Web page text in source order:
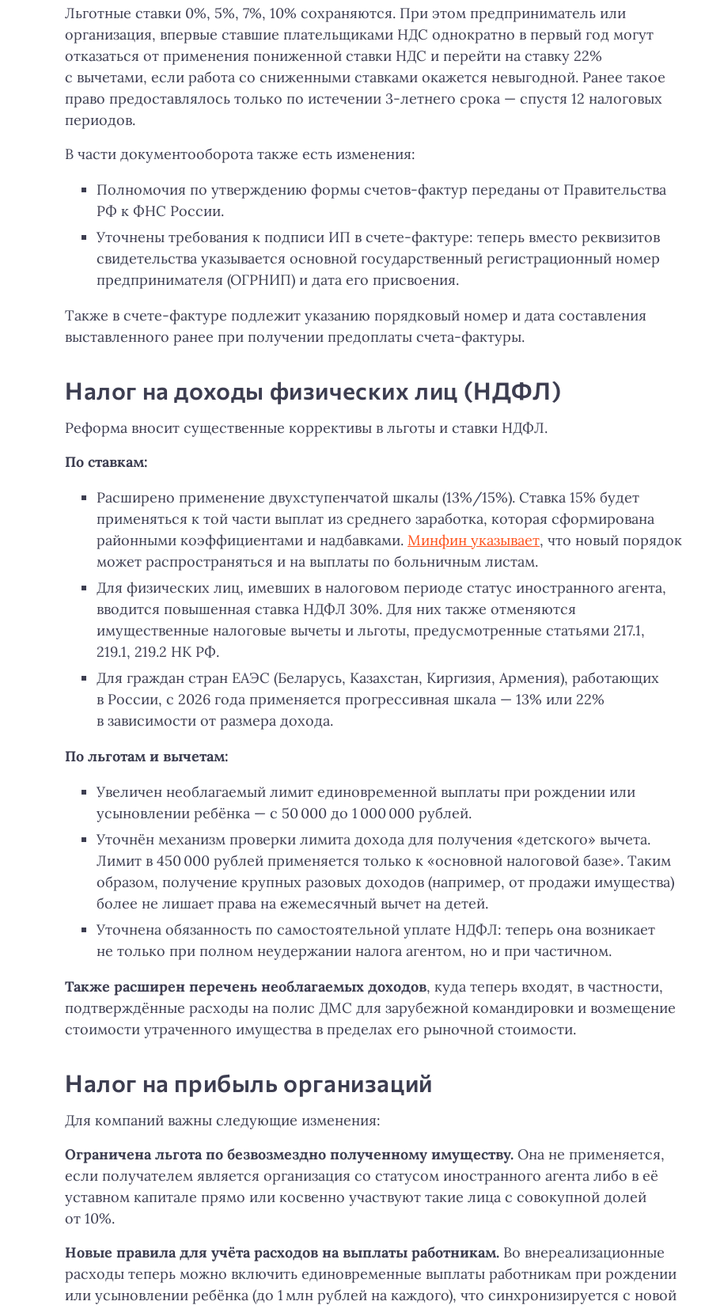
Льготные ставки 0%, 5%, 7%, 10% сохраняются. При этом предприниматель или
организация, впервые ставшие плательщиками НДС однократно в первый год могут
отказаться от применения пониженной ставки НДС и перейти на ставку 22%
с вычетами, если работа со сниженными ставками окажется невыгодной. Ранее такое
право предоставлялось только по истечении 3-летнего срока — спустя 12 налоговых
периодов.
В части документооборота также есть изменения:
Полномочия по утверждению формы счетов-фактур переданы от Правительства
РФ к ФНС России.
Уточнены требования к подписи ИП в счете-фактуре: теперь вместо реквизитов
свидетельства указывается основной государственный регистрационный номер
предпринимателя (ОГРНИП) и дата его присвоения.
Также в счете-фактуре подлежит указанию порядковый номер и дата составления
выставленного ранее при получении предоплаты счета-фактуры.
Налог на доходы физических лиц (НДФЛ)
Реформа вносит существенные коррективы в льготы и ставки НДФЛ.
По ставкам:
Расширено применение двухступенчатой шкалы (13%/15%). Ставка 15% будет
применяться к той части выплат из среднего заработка, которая сформирована
районными коэффициентами и надбавками. Минфин указывает, что новый порядок
может распространяться и на выплаты по больничным листам.
Для физических лиц, имевших в налоговом периоде статус иностранного агента,
вводится повышенная ставка НДФЛ 30%. Для них также отменяются
имущественные налоговые вычеты и льготы, предусмотренные статьями 217.1,
219.1, 219.2 НК РФ.
Для граждан стран ЕАЭС (Беларусь, Казахстан, Киргизия, Армения), работающих
в России, с 2026 года применяется прогрессивная шкала — 13% или 22%
в зависимости от размера дохода.
По льготам и вычетам:
Увеличен необлагаемый лимит единовременной выплаты при рождении или
усыновлении ребёнка — с 50 000 до 1 000 000 рублей.
Уточнён механизм проверки лимита дохода для получения «детского» вычета.
Лимит в 450 000 рублей применяется только к «основной налоговой базе». Таким
образом, получение крупных разовых доходов (например, от продажи имущества)
более не лишает права на ежемесячный вычет на детей.
Уточнена обязанность по самостоятельной уплате НДФЛ: теперь она возникает
не только при полном неудержании налога агентом, но и при частичном.
Также расширен перечень необлагаемых доходов, куда теперь входят, в частности,
подтверждённые расходы на полис ДМС для зарубежной командировки и возмещение
стоимости утраченного имущества в пределах его рыночной стоимости.
Налог на прибыль организаций
Для компаний важны следующие изменения:
Ограничена льгота по безвозмездно полученному имуществу. Она не применяется,
если получателем является организация со статусом иностранного агента либо в её
уставном капитале прямо или косвенно участвуют такие лица с совокупной долей
от 10%.
Новые правила для учёта расходов на выплаты работникам. Во внереализационные
расходы теперь можно включить единовременные выплаты работникам при рождении
или усыновлении ребёнка (до 1 млн рублей на каждого), что синхронизируется с новой